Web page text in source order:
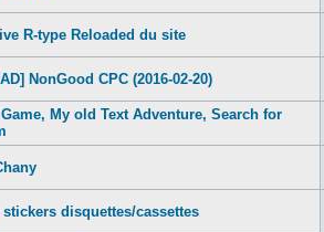
R-type Reloaded du site
NonGood CPC (2016-02-20)
Game, My old Text Adventure, Search for
stickers disquettes/cassettes